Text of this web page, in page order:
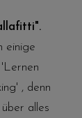
einige
, denn
alles